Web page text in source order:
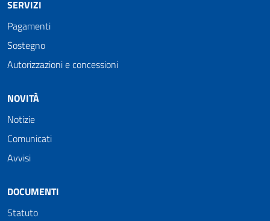
SERVIZI
Pagamenti
Sostegno
Autorizzazioni e concessioni
NOVITÀ
Notizie
Comunicati
Avvisi
DOCUMENTI
Statuto